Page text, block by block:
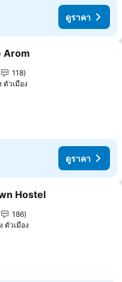
ดูราคา
รายการโปรด
Arom
118
ตัวเมือง
ดูราคา
รายการโปรด
Hostel
186
ตัวเมือง